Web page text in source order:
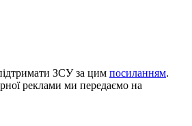
ЗСУ за цим посиланням.
реклами ми передаємо на